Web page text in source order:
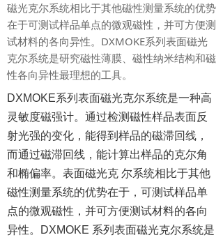
磁光克尔系统相比于其他磁性测量系统的优势
在于可测试样品单点的微观磁性，并可方便测
试材料的各向异性。DXMOKE系列表面磁光
克尔系统是研究磁性薄膜、磁性纳米结构和磁
性各向异性最理想的工具。
DXMOKE系列表面磁光克尔系统是一种高
灵敏度磁强计。通过检测磁性样品表面反
射光强的变化，能得到样品的磁滞回线，
而通过磁滞回线，能计算出样品的克尔角
和椭偏率。表面磁光克 尔系统相比于其他
磁性测量系统的优势在于，可测试样品单
点的微观磁性，并可方便测试材料的各向
异性。DXMOKE 系列表面磁光克尔系统是